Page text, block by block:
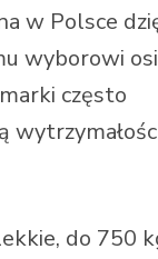
w Polsce
wyborowi osi
często
do 750